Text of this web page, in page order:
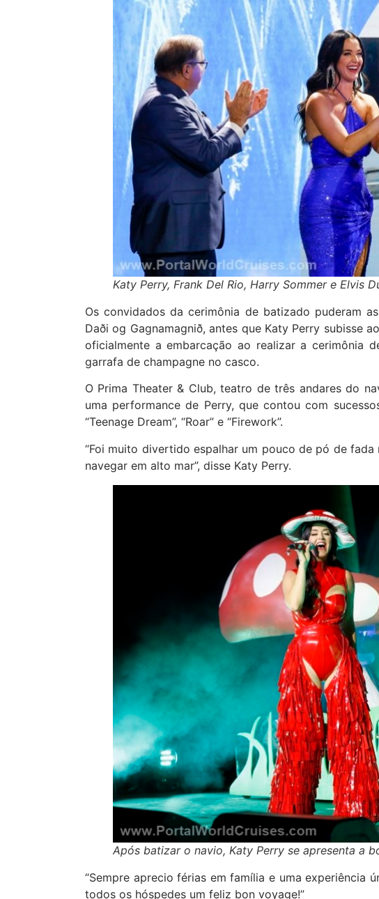
Katy Perry, Frank Del Rio, Harry Sommer e Elvis
Os convidados da cerimônia de batizado puderam
Daði og Gagnamagnið, antes que Katy Perry subisse
oficialmente a embarcação ao realizar a cerimônia
garrafa de champagne no casco.
O Prima Theater & Club, teatro de três andares do
uma performance de Perry, que contou com
“Teenage Dream”, “Roar” e “Firework”.
“Foi muito divertido espalhar um pouco de pó de
navegar em alto mar”, disse Katy Perry.
Após batizar o navio, Katy Perry se apresenta a
“Sempre aprecio férias em família e uma experiência
todos os hóspedes um feliz bon voyage!”